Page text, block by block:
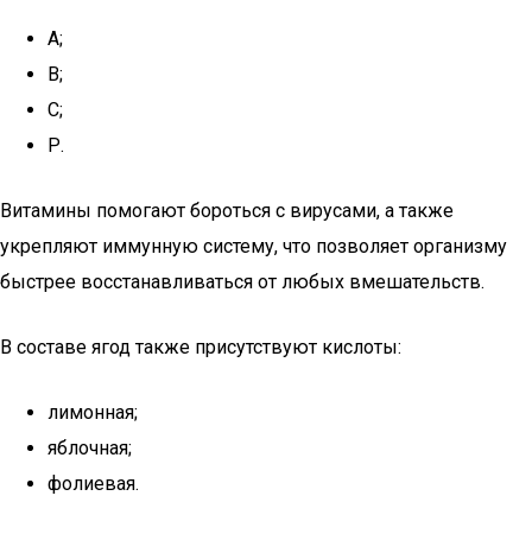
А;
В;
С;
Р.
Витамины помогают бороться с вирусами, а также
укрепляют иммунную систему, что позволяет организму
быстрее восстанавливаться от любых вмешательств.
В составе ягод также присутствуют кислоты:
лимонная;
яблочная;
фолиевая.